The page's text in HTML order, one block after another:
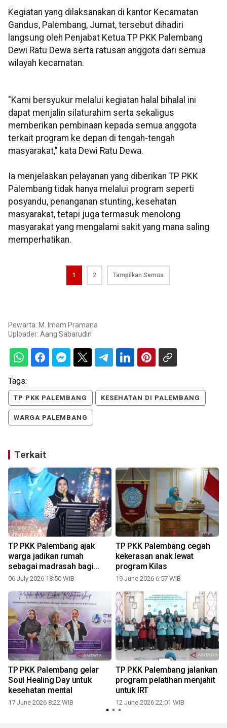
Kegiatan yang dilaksanakan di kantor Kecamatan
Gandus, Palembang, Jumat, tersebut dihadiri
langsung oleh Penjabat Ketua TP PKK Palembang
Dewi Ratu Dewa serta ratusan anggota dari semua
wilayah kecamatan.
"Kami bersyukur melalui kegiatan halal bihalal ini
dapat menjalin silaturahim serta sekaligus
memberikan pembinaan kepada semua anggota
terkait program ke depan di tengah-tengah
masyarakat," kata Dewi Ratu Dewa.
Ia menjelaskan pelayanan yang diberikan TP PKK
Palembang tidak hanya melalui program seperti
posyandu, penanganan stunting, kesehatan
masyarakat, tetapi juga termasuk menolong
masyarakat yang mengalami sakit yang mana saling
memperhatikan.
1 2 Tampilkan Semua
Pewarta: M. Imam Pramana
Uploader: Aang Sabarudin
Tags:
TP PKK PALEMBANG KESEHATAN DI PALEMBANG
WARGA PALEMBANG
Terkait
TP PKK Palembang ajak
warga jadikan rumah
sebagai madrasah bagi
anak
06 July 2026 18:50 WIB
TP PKK Palembang cegah
kekerasan anak lewat
program Kilas
19 June 2026 6:57 WIB
TP PKK Palembang gelar
Soul Healing Day untuk
kesehatan mental
17 June 2026 8:22 WIB
TP PKK Palembang jalankan
program pelatihan menjahit
untuk IRT
12 June 2026 22:01 WIB